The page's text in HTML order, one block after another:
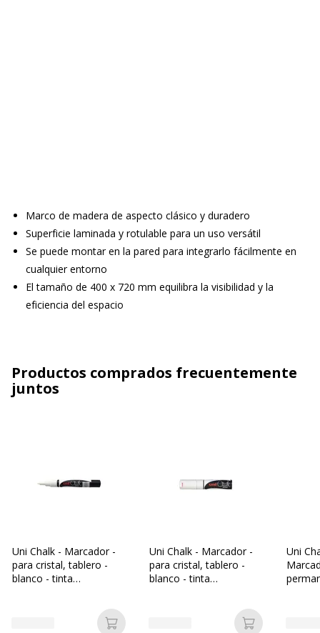
Marco de madera de aspecto clásico y duradero
Superficie laminada y rotulable para un uso versátil
Se puede montar en la pared para integrarlo fácilmente en
cualquier entorno
El tamaño de 400 x 720 mm equilibra la visibilidad y la
eficiencia del espacio
Productos comprados frecuentemente
juntos
Uni Chalk - Marcador -
para cristal, tablero -
blanco - tinta
Uni Chalk - Marcador -
para cristal, tablero -
blanco - tinta
Uni